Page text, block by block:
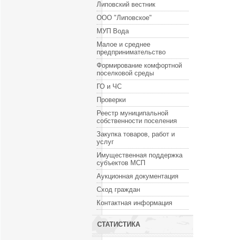
Липовский вестник
ООО "Липовское"
МУП Вода
Малое и среднее
предпринимательство
Формирование комфортной
поселковой среды
ГО и ЧС
Проверки
Реестр муниципальной
собственности поселения
Закупка товаров, работ и
услуг
Имущественная поддержка
субъектов МСП
Аукционная документация
Сход граждан
Контактная информация
СТАТИСТИКА